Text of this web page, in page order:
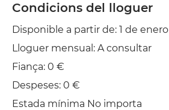
Condicions del lloguer
Disponible a partir de: 1 de enero
Lloguer mensual: A consultar
Fiança: 0 €
Despeses: 0 €
Estada mínima No importa